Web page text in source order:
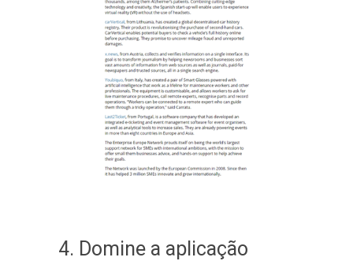
4. Domine a aplicação